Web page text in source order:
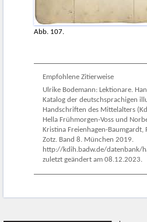
Abb. 107.
Empfohlene Zitierweise
Ulrike Bodemann: Lektionare.
Katalog der deutschsprachigen
Handschriften des Mittelalters
Hella Frühmorgen-Voss und
Kristina Freienhagen-Baumgardt,
Zotz. Band 8. München 2019.
http://kdih.badw.de/datenbank/
zuletzt geändert am 08.12.2023.